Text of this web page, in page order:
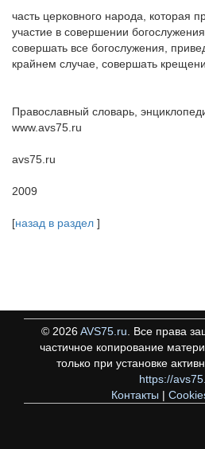
часть церковного народа, которая
участие в совершении
совершать все богослужения,
крайнем случае, совершать
Православный словарь,
www.avs75.ru
avs75.ru
2009
[назад в раздел ]
© 2026 AVS75.ru . Все права
частичное копирование
только при установке
https://
Контакты |